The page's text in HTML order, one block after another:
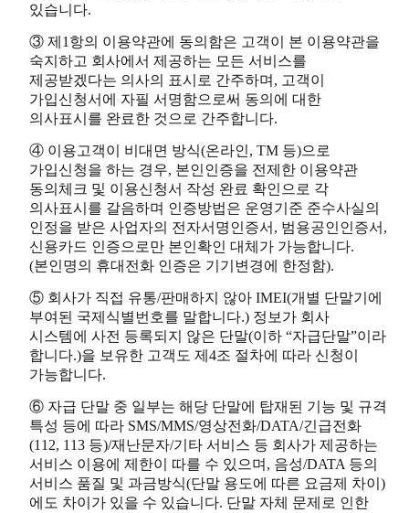
있습니다.
③ 제1항의 이용약관에 동의함은 고객이 본 이용약관을
숙지하고 회사에서 제공하는 모든 서비스를
제공받겠다는 의사의 표시로 간주하며, 고객이
가입신청서에 자필 서명함으로써 동의에 대한
의사표시를 완료한 것으로 간주합니다.
④ 이용고객이 비대면 방식(온라인, TM 등)으로
가입신청을 하는 경우, 본인인증을 전제한 이용약관
동의체크 및 이용신청서 작성 완료 확인으로 각
의사표시를 갈음하며 인증방법은 운영기준 준수사실의
인정을 받은 사업자의 전자서명인증서, 범용공인인증서,
신용카드 인증으로만 본인확인 대체가 가능합니다.
(본인명의 휴대전화 인증은 기기변경에 한정함).
⑤ 회사가 직접 유통/판매하지 않아 IMEI(개별 단말기에
부여된 국제식별번호를 말합니다.) 정보가 회사
시스템에 사전 등록되지 않은 단말(이하 “자급단말”이라
합니다.)을 보유한 고객도 제4조 절차에 따라 신청이
가능합니다.
⑥ 자급 단말 중 일부는 해당 단말에 탑재된 기능 및 규격
특성 등에 따라 SMS/MMS/영상전화/DATA/긴급전화
(112, 113 등)/재난문자/기타 서비스 등 회사가 제공하는
서비스 이용에 제한이 따를 수 있으며, 음성/DATA 등의
서비스 품질 및 과금방식(단말 용도에 따른 요금제 차이)
에도 차이가 있을 수 있습니다. 단말 자체 문제로 인한